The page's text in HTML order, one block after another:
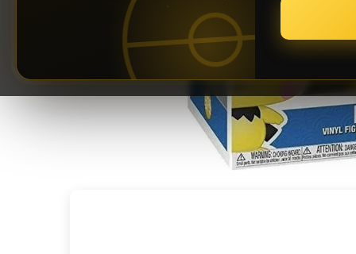
Riftbound: League of Legends TCG | Vendetta Booster Display 24 Sobres